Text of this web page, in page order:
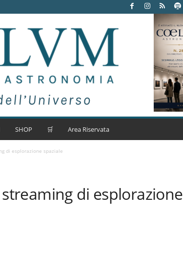
SHOP 🛒 Area Riservata
di esplorazione spaziale
di esplorazione